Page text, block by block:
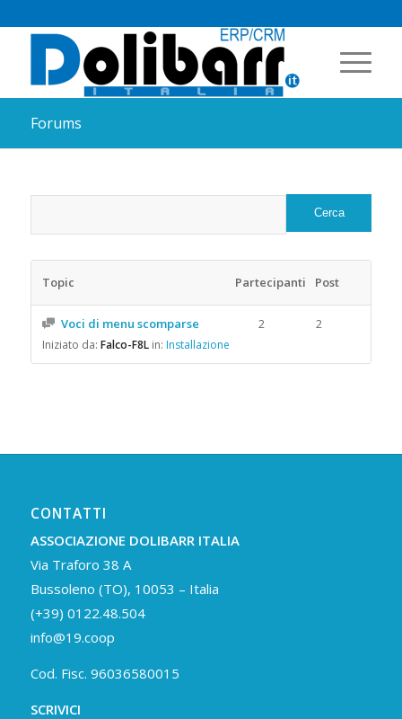
Forums
Topic Partecipanti Post
Voci di menu scomparse
Iniziato da: Falco-F8L in: Installazione
2 2
CONTATTI
ASSOCIAZIONE DOLIBARR ITALIA
Via Traforo 38 A
Bussoleno (TO), 10053 – Italia
(+39) 0122.48.504
info@19.coop
Cod. Fisc. 96036580015
SCRIVICI